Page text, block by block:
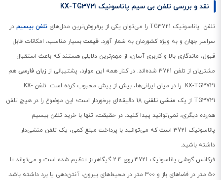
نقد و بررسی تلفن بی سیم پاناسونیک KX-TG3721
تلفن پاناسونیک TG3721 را می‌توان یکی از پرفروش‌ترین مدل‌های تلفن بیسیم‌ در
سراسر جهان و به ویژه کشورمان به شمار آورد.قیمتبسیار مناسب، امکانات قابل
قبول، ماندگاری بالا و کاربری آسان، از مهم‌ترین دلایلی هستند که باعث استقبال
مشتریان از تلفن 3721 شده‌اند. در کنار همه این موارد، پشتیبانی از
زبان فارسیهم
KX-TG3721 را در میان ایرانی‌ها، بیش از پیش محبوب کرده است. تلفن KX-
TG3721 از یک
منشی تلفنی
18 دقیقه‌ای برخوردار است؛ این موضوع را در هیچ تلفن
هم‌رده دیگری، نمی‌توانید پیدا کنید. در حقیقت، تنها با خرید تلفن بیسیم
پاناسونیک 3721 است که می‌توانید با پرداخت مبلغ کمی، یک تلفن منشی‌دار
داشته باشید.
فرکانس گوشی پاناسونیک 3721 روی 2.4 گیگاهرتز تنظیم شده است و می‌تواند تا
50 متر در فضاهای باز و 300 متر در محیط‌های بیرون، آنتن‌دهی یا برد داشته باشد.